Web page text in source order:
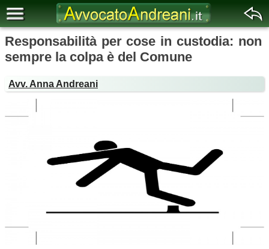
Responsabilità per cose in custodia: non
sempre la colpa è del Comune
Avv. Anna Andreani